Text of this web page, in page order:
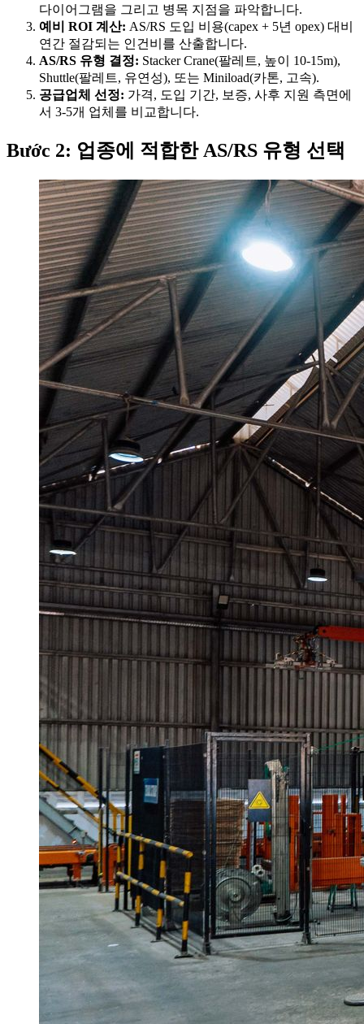
다이어그램을 그리고 병목 지점을 파악합니다.
예비 ROI 계산: AS/RS 도입 비용(capex + 5년 opex) 대비
연간 절감되는 인건비를 산출합니다.
AS/RS 유형 결정: Stacker Crane(팔레트, 높이 10-15m),
Shuttle(팔레트, 유연성), 또는 Miniload(카톤, 고속).
공급업체 선정: 가격, 도입 기간, 보증, 사후 지원 측면에
서 3-5개 업체를 비교합니다.
Bước 2: 업종에 적합한 AS/RS 유형 선택